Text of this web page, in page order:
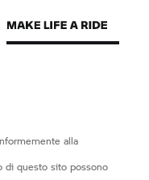
alla
di questo sito possono